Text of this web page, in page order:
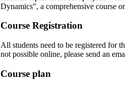
Dynamics", a comprehensive course
Course Registration
All students need to be registered for
not possible online, please send an
Course plan